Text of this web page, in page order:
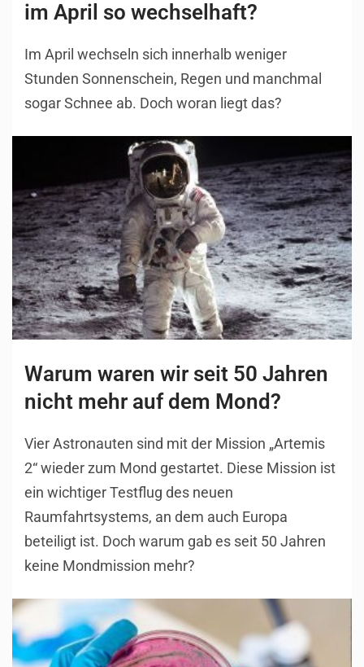
im April so wechselhaft?
Im April wechseln sich innerhalb weniger
Stunden Sonnenschein, Regen und manchmal
sogar Schnee ab. Doch woran liegt das?
Warum waren wir seit 50 Jahren
nicht mehr auf dem Mond?
Vier Astronauten sind mit der Mission „Artemis
2“ wieder zum Mond gestartet. Diese Mission ist
ein wichtiger Testflug des neuen
Raumfahrtsystems, an dem auch Europa
beteiligt ist. Doch warum gab es seit 50 Jahren
keine Mondmission mehr?